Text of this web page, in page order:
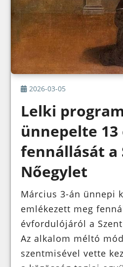
2026-03-05
Lelki
ünnepelte 13
fennállását a
Nőegylet
Március 3-án ünnepi
emlékezett meg
évfordulójáról a
Az alkalom méltó
szentmisével vette